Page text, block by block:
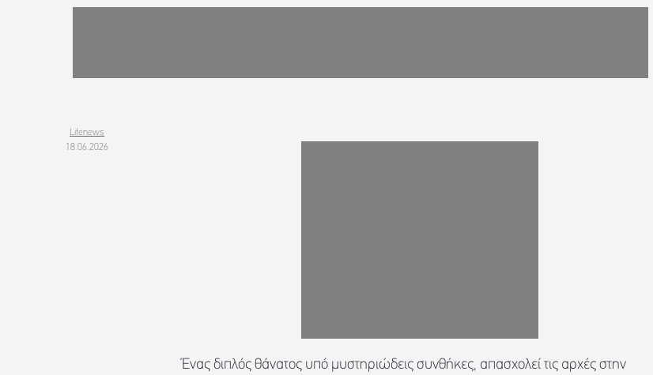
Lifenews
18.06.2026
Ένας διπλός θάνατος υπό μυστηριώδεις συνθήκες, απασχολεί τις αρχές στην